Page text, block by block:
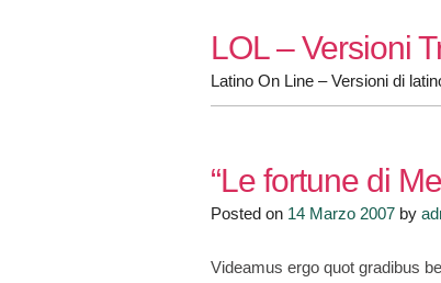
LOL – Versioni
Latino On Line – Versioni di
“Le fortune di
Posted on 14 Marzo 2007 by
Videamus ergo quot gradibus